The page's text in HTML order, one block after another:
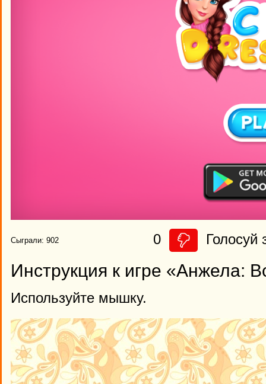
Сыграли: 902 0 Голосуй
Инструкция к игре «Анжела:
Используйте мышку.